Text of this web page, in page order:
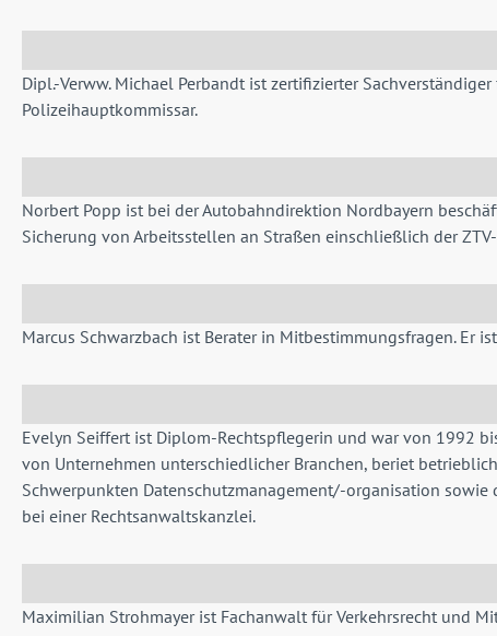
Dipl.-Verww. Michael Perbandt ist zertifizierter
Polizeihauptkommissar.
Norbert Popp ist bei der Autobahndirektion Nordbayern
Sicherung von Arbeitsstellen an Straßen einschließlich der
Marcus Schwarzbach ist Berater in Mitbestimmungsfragen. Er
Evelyn Seiffert ist Diplom-Rechtspflegerin und war von 1992
von Unternehmen unterschiedlicher Branchen, beriet
Schwerpunkten Datenschutzmanagement/-organisation
bei einer Rechtsanwaltskanzlei.
Maximilian Strohmayer ist Fachanwalt für Verkehrsrecht und